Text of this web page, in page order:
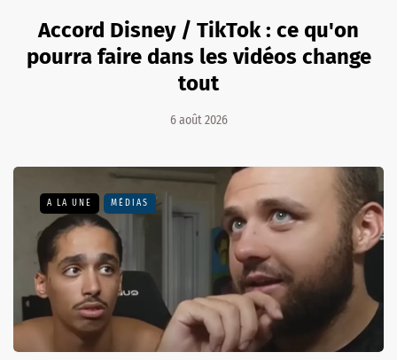
Accord Disney / TikTok : ce qu'on
pourra faire dans les vidéos change
tout
6 août 2026
A LA UNE MÉDIAS